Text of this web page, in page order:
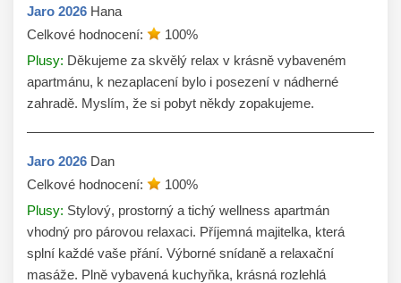
Jaro 2026 Hana
Celkové hodnocení:
100%
Plusy: Děkujeme za skvělý relax v krásně vybaveném
apartmánu, k nezaplacení bylo i posezení v nádherné
zahradě. Myslím, že si pobyt někdy zopakujeme.
Jaro 2026 Dan
Celkové hodnocení:
100%
Plusy: Stylový, prostorný a tichý wellness apartmán
vhodný pro párovou relaxaci. Příjemná majitelka, která
splní každé vaše přání. Výborné snídaně a relaxační
masáže. Plně vybavená kuchyňka, krásná rozlehlá